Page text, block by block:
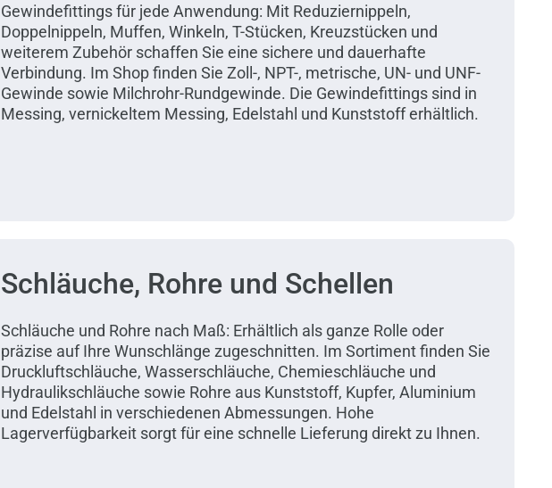
Gewindefittings für jede Anwendung: Mit Reduziernippeln,
Doppelnippeln, Muffen, Winkeln, T-Stücken, Kreuzstücken und
weiterem Zubehör schaffen Sie eine sichere und dauerhafte
Verbindung. Im Shop finden Sie Zoll-, NPT-, metrische, UN- und UNF-
Gewinde sowie Milchrohr-Rundgewinde. Die Gewindefittings sind in
Messing, vernickeltem Messing, Edelstahl und Kunststoff erhältlich.
Schläuche, Rohre und Schellen
Schläuche und Rohre nach Maß: Erhältlich als ganze Rolle oder
präzise auf Ihre Wunschlänge zugeschnitten. Im Sortiment finden Sie
Druckluftschläuche, Wasserschläuche, Chemieschläuche und
Hydraulikschläuche sowie Rohre aus Kunststoff, Kupfer, Aluminium
und Edelstahl in verschiedenen Abmessungen. Hohe
Lagerverfügbarkeit sorgt für eine schnelle Lieferung direkt zu Ihnen.